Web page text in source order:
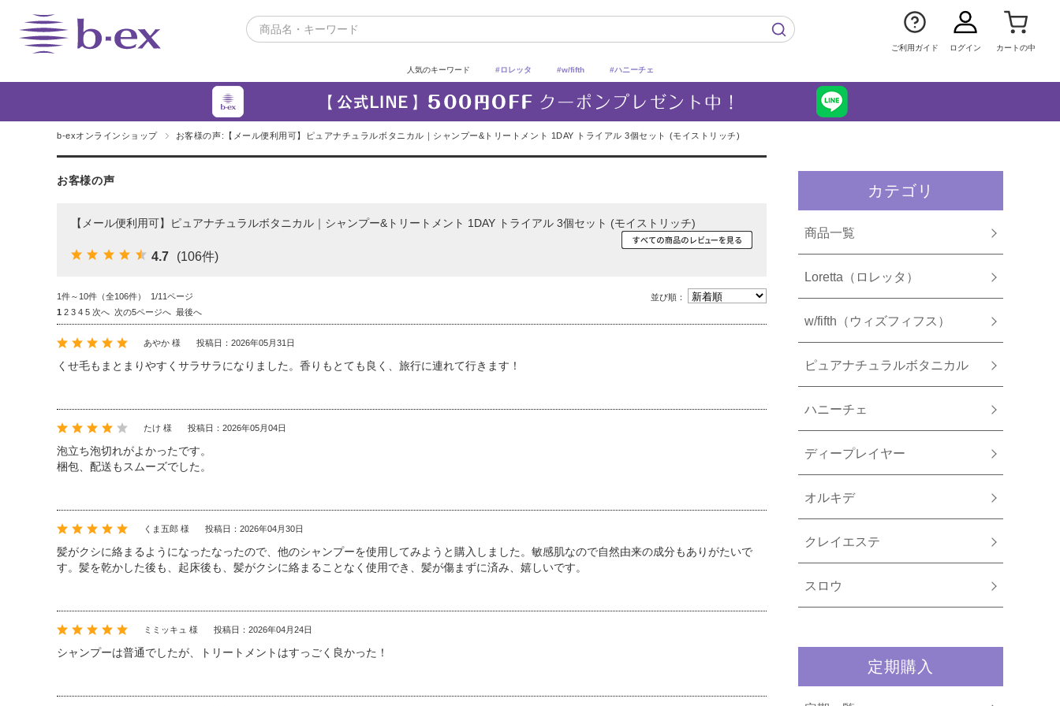
ご利用ガイド ログイン カートの中
人気のキーワード #ロレッタ #w/fifth #ハニーチェ
b-exオンラインショップ お客様の声:【メール便利用可】ピュアナチュラルボタニカル｜シャンプー&トリートメント 1DAY トライアル 3個セット (モイストリッチ)
お客様の声
【メール便利用可】ピュアナチュラルボタニカル｜シャンプー&トリートメント 1DAY トライアル 3個セット (モイストリッチ)
4.7 (106件)
1件～10件（全106件） 1/11ページ
1 2 3 4 5 次へ 次の5ページへ 最後へ
並び順：
あやか 様 投稿日：2026年05月31日
くせ毛もまとまりやすくサラサラになりました。香りもとても良く、旅行に連れて行きます！
たけ 様 投稿日：2026年05月04日
泡立ち泡切れがよかったです。
梱包、配送もスムーズでした。
くま五郎 様 投稿日：2026年04月30日
髪がクシに絡まるようになったなったので、他のシャンプーを使用してみようと購入しました。敏感肌なので自然由来の成分もありがたいで
す。髪を乾かした後も、起床後も、髪がクシに絡まることなく使用でき、髪が傷まずに済み、嬉しいです。
ミミッキュ 様 投稿日：2026年04月24日
シャンプーは普通でしたが、トリートメントはすっごく良かった！
カテゴリ
商品一覧
Loretta（ロレッタ）
w/fifth（ウィズフィフス）
ピュアナチュラルボタニカル
ハニーチェ
ディープレイヤー
オルキデ
クレイエステ
スロウ
定期購入